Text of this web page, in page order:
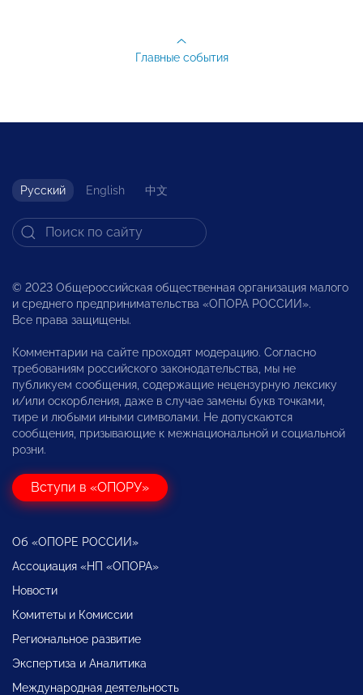
Главные события
Русский English 中文
© 2023 Общероссийская общественная организация малого
и среднего предпринимательства «ОПОРА РОССИИ».
Все права защищены.
Комментарии на сайте проходят модерацию. Согласно
требованиям российского законодательства, мы не
публикуем сообщения, содержащие нецензурную лексику
и/или оскорбления, даже в случае замены букв точками,
тире и любыми иными символами. Не допускаются
сообщения, призывающие к межнациональной и социальной
розни.
Вступи в «ОПОРУ»
Об «ОПОРЕ РОССИИ»
Ассоциация «НП «ОПОРА»
Новости
Комитеты и Комиссии
Региональное развитие
Экспертиза и Аналитика
Международная деятельность